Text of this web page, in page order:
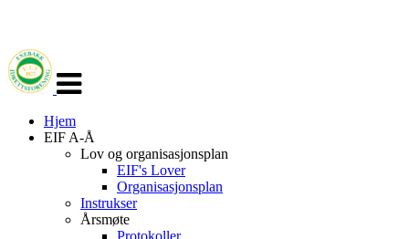
navigasjon
Hjem
EIF A-Å
Lov og organisasjonsplan
EIF's Lover
Organisasjonsplan
Instrukser
Årsmøte
Protokoller